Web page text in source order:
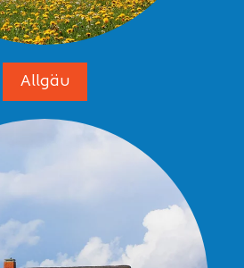
Allgäu